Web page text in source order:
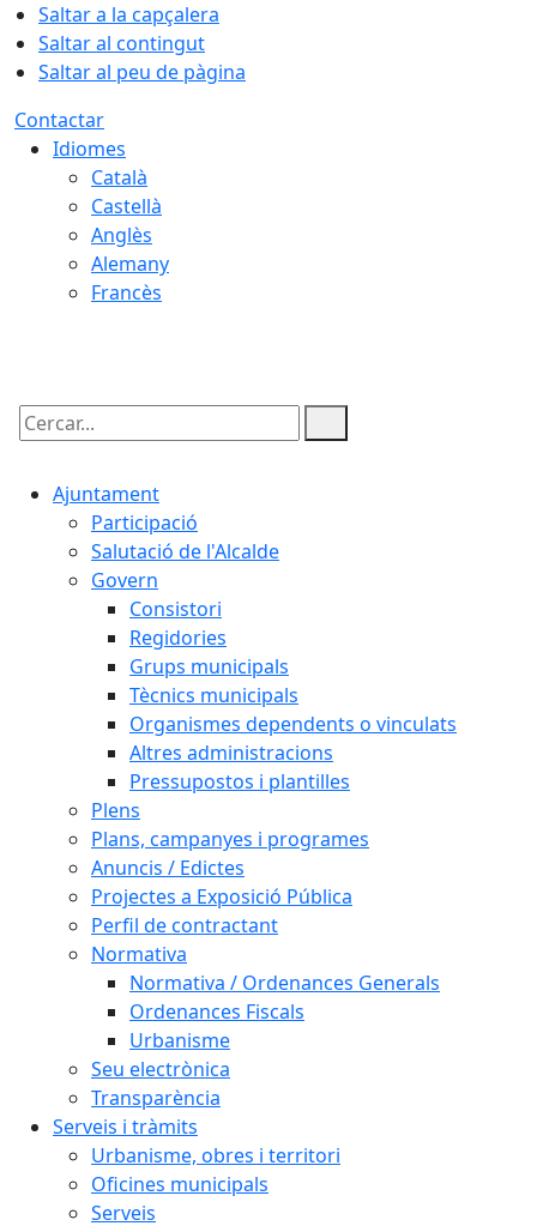
Saltar a la capçalera
Saltar al contingut
Saltar al peu de pàgina
Contactar
Idiomes
Català
Castellà
Anglès
Alemany
Francès
Cercar:
Ajuntament
Participació
Salutació de l'Alcalde
Govern
Consistori
Regidories
Grups municipals
Tècnics municipals
Organismes dependents o vinculats
Altres administracions
Pressupostos i plantilles
Plens
Plans, campanyes i programes
Anuncis / Edictes
Projectes a Exposició Pública
Perfil de contractant
Normativa
Normativa / Ordenances Generals
Ordenances Fiscals
Urbanisme
Seu electrònica
Transparència
Serveis i tràmits
Urbanisme, obres i territori
Oficines municipals
Serveis